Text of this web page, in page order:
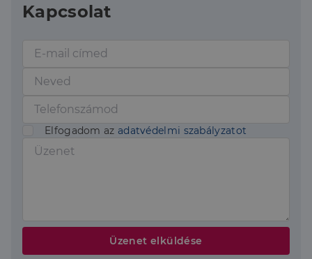
Kapcsolat
Elfogadom az adatvédelmi szabályzatot
Üzenet elküldése